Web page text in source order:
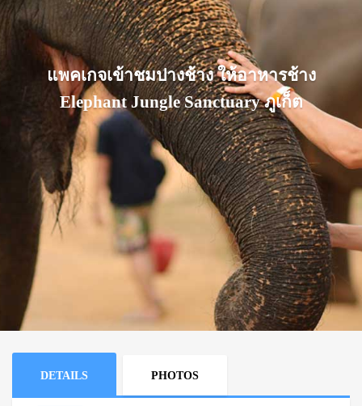
แพคเกจเข้าชมปางช้าง ให้อาหารช้าง
Elephant Jungle Sanctuary ภูเก็ต
DETAILS PHOTOS